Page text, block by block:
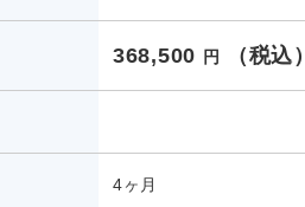
368,500 円 （税込）
4ヶ月